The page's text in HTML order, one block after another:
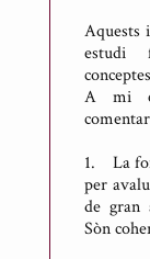
Aquests
estudi
A mi
1. La
per
de gran
Sòn